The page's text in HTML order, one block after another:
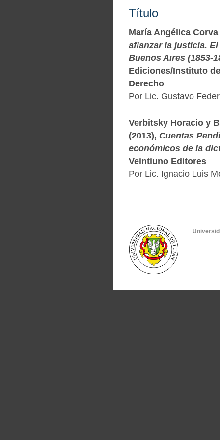
Título
María Angélica
afianzar la justicia.
Buenos Aires (1853-
Ediciones/Instituto
Derecho
Por Lic. Gustavo
Verbitsky Horacio y
(2013), Cuentas
económicos de la
Veintiuno Editores
Por Lic. Ignacio Luis